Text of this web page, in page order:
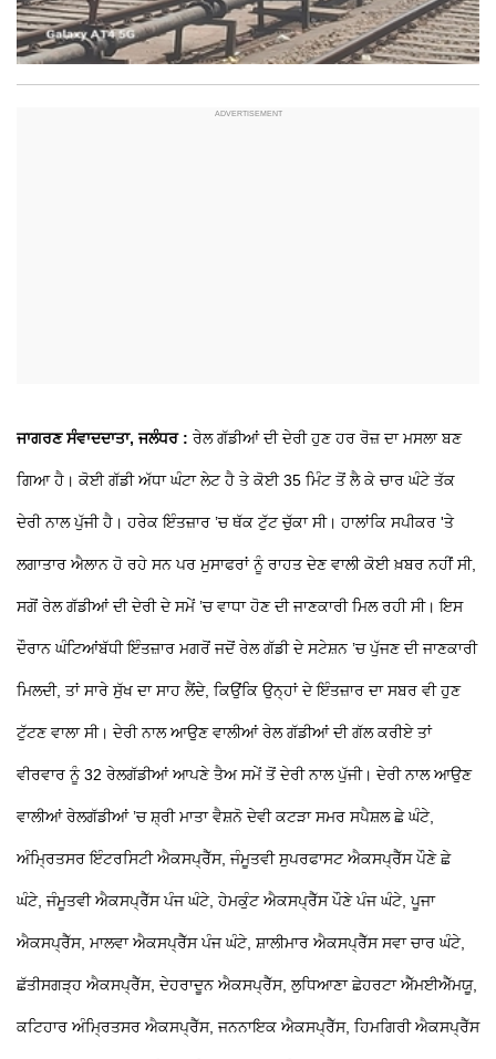
ਜਾਗਰਣ ਸੰਵਾਦਦਾਤਾ, ਜਲੰਧਰ : ਰੇਲ ਗੱਡੀਆਂ ਦੀ ਦੇਰੀ ਹੁਣ ਹਰ ਰੋਜ਼ ਦਾ ਮਸਲਾ ਬਣ
ਗਿਆ ਹੈ। ਕੋਈ ਗੱਡੀ ਅੱਧਾ ਘੰਟਾ ਲੇਟ ਹੈ ਤੇ ਕੋਈ 35 ਮਿੰਟ ਤੋਂ ਲੈ ਕੇ ਚਾਰ ਘੰਟੇ ਤੱਕ
ਦੇਰੀ ਨਾਲ ਪੁੱਜੀ ਹੈ। ਹਰੇਕ ਇੰਤਜ਼ਾਰ ’ਚ ਥੱਕ ਟੁੱਟ ਚੁੱਕਾ ਸੀ। ਹਾਲਾਂਕਿ ਸਪੀਕਰ 'ਤੇ
ਲਗਾਤਾਰ ਐਲਾਨ ਹੋ ਰਹੇ ਸਨ ਪਰ ਮੁਸਾਫਰਾਂ ਨੂੰ ਰਾਹਤ ਦੇਣ ਵਾਲੀ ਕੋਈ ਖ਼ਬਰ ਨਹੀਂ ਸੀ,
ਸਗੋਂ ਰੇਲ ਗੱਡੀਆਂ ਦੀ ਦੇਰੀ ਦੇ ਸਮੇਂ ’ਚ ਵਾਧਾ ਹੋਣ ਦੀ ਜਾਣਕਾਰੀ ਮਿਲ ਰਹੀ ਸੀ। ਇਸ
ਦੌਰਾਨ ਘੰਟਿਆਂਬੱਧੀ ਇੰਤਜ਼ਾਰ ਮਗਰੋਂ ਜਦੋਂ ਰੇਲ ਗੱਡੀ ਦੇ ਸਟੇਸ਼ਨ ’ਚ ਪੁੱਜਣ ਦੀ ਜਾਣਕਾਰੀ
ਮਿਲਦੀ, ਤਾਂ ਸਾਰੇ ਸੁੱਖ ਦਾ ਸਾਹ ਲੈਂਦੇ, ਕਿਉਂਕਿ ਉਨ੍ਹਾਂ ਦੇ ਇੰਤਜ਼ਾਰ ਦਾ ਸਬਰ ਵੀ ਹੁਣ
ਟੁੱਟਣ ਵਾਲਾ ਸੀ। ਦੇਰੀ ਨਾਲ ਆਉਣ ਵਾਲੀਆਂ ਰੇਲ ਗੱਡੀਆਂ ਦੀ ਗੱਲ ਕਰੀਏ ਤਾਂ
ਵੀਰਵਾਰ ਨੂੰ 32 ਰੇਲਗੱਡੀਆਂ ਆਪਣੇ ਤੈਅ ਸਮੇਂ ਤੋਂ ਦੇਰੀ ਨਾਲ ਪੁੱਜੀ। ਦੇਰੀ ਨਾਲ ਆਉਣ
ਵਾਲੀਆਂ ਰੇਲਗੱਡੀਆਂ ’ਚ ਸ਼੍ਰੀ ਮਾਤਾ ਵੈਸ਼ਨੋ ਦੇਵੀ ਕਟੜਾ ਸਮਰ ਸਪੈਸ਼ਲ ਛੇ ਘੰਟੇ,
ਅੰਮ੍ਰਿਤਸਰ ਇੰਟਰਸਿਟੀ ਐਕਸਪ੍ਰੈੱਸ, ਜੰਮੂਤਵੀ ਸੁਪਰਫਾਸਟ ਐਕਸਪ੍ਰੈੱਸ ਪੌਣੇ ਛੇ
ਘੰਟੇ, ਜੰਮੂਤਵੀ ਐਕਸਪ੍ਰੈੱਸ ਪੰਜ ਘੰਟੇ, ਹੇਮਕੁੰਟ ਐਕਸਪ੍ਰੈੱਸ ਪੌਣੇ ਪੰਜ ਘੰਟੇ, ਪੂਜਾ
ਐਕਸਪ੍ਰੈੱਸ, ਮਾਲਵਾ ਐਕਸਪ੍ਰੈੱਸ ਪੰਜ ਘੰਟੇ, ਸ਼ਾਲੀਮਾਰ ਐਕਸਪ੍ਰੈੱਸ ਸਵਾ ਚਾਰ ਘੰਟੇ,
ਛੱਤੀਸਗੜ੍ਹ ਐਕਸਪ੍ਰੈੱਸ, ਦੇਹਰਾਦੂਨ ਐਕਸਪ੍ਰੈੱਸ, ਲੁਧਿਆਣਾ ਛੇਹਰਟਾ ਐੱਮਈਐੱਮਯੂ,
ਕਟਿਹਾਰ ਅੰਮ੍ਰਿਤਸਰ ਐਕਸਪ੍ਰੈੱਸ, ਜਨਨਾਇਕ ਐਕਸਪ੍ਰੈੱਸ, ਹਿਮਗਿਰੀ ਐਕਸਪ੍ਰੈੱਸ